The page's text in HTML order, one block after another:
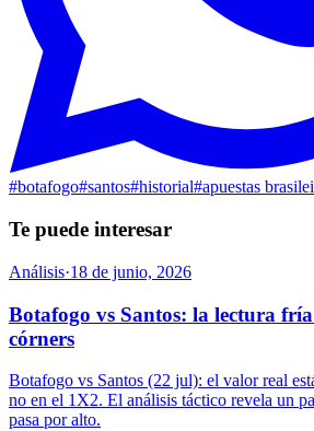
#botafogo#santos#historial#apuestas
Te puede interesar
Análisis·18 de junio, 2026
Botafogo vs Santos: la lectura
córners
Botafogo vs Santos (22 jul): el valor real
no en el 1X2. El análisis táctico revela un
pasa por alto.